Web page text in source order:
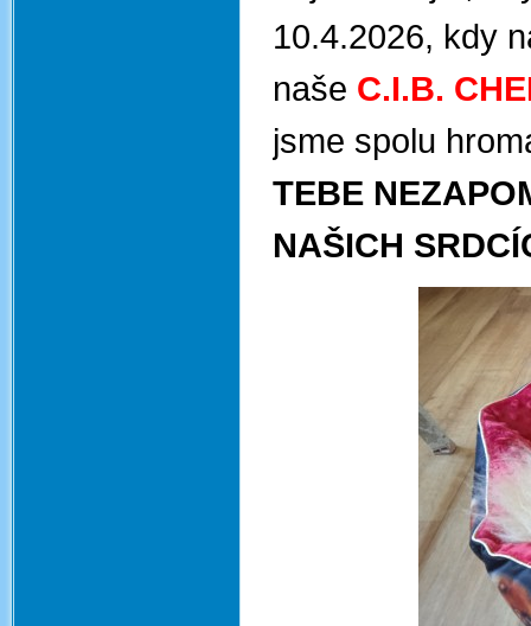
10.4.2026, kdy
naše C.I.B.
jsme spolu
TEBE
NAŠICH